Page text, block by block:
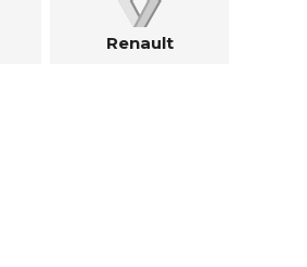
Renault